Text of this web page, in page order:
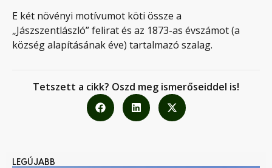
E két növényi motívumot köti össze a
„Jászszentlászló” felirat és az 1873-as évszámot (a
község alapításának éve) tartalmazó szalag.
Tetszett a cikk? Oszd meg ismerőseiddel is!
LEGÚJABB